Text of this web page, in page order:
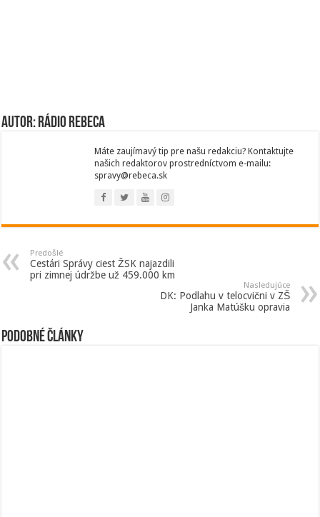
Autor: Rádio Rebeca
Máte zaujímavý tip pre našu redakciu? Kontaktujte
našich redaktorov prostredníctvom e-mailu:
spravy@rebeca.sk
Predošlé
Cestári Správy ciest ŽSK najazdili
pri zimnej údržbe už 459.000 km
Nasledujúce
DK: Podlahu v telocvični v ZŠ
Janka Matúšku opravia
Podobné články